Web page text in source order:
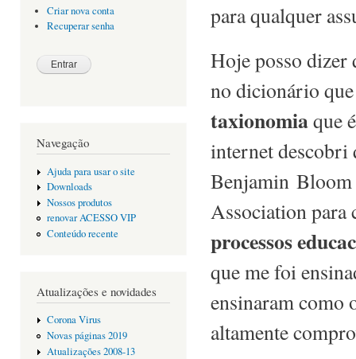
Criar nova conta
Recuperar senha
Navegação
Ajuda para usar o site
Downloads
Nossos produtos
renovar ACESSO VIP
Conteúdo recente
Atualizações e novidades
Corona Virus
Novas páginas 2019
Atualizações 2008-13
para qualquer
Hoje posso dizer
no dicionário
taxionomiaque
internet descobri
Benjamin Bloom
Association para
processos
que me foi
ensinaram como
altamente